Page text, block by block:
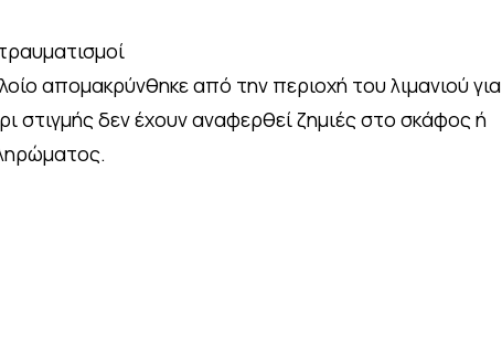
απομακρύνθηκε από την περιοχή του λιμανιού για
στιγμής δεν έχουν αναφερθεί ζημιές στο σκάφος ή